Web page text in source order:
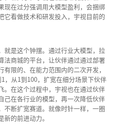
现在过分强调用大模型盈利，会捆绑
它看做技术和研发投入，宇视目前的
就是这个钟摆。通过行业大模型，拉
法商城的平台，让伙伴通过通过部署
限的、在能力范围内的二次开发，
，从1到100，扩宽在细分场景下伙伴
。在这个过程中，宇视也在通过伙伴
己在各行业的模型，再一次降低伙伴
不断扩宽赛道。就像时针一样，一圈
的前进动力。